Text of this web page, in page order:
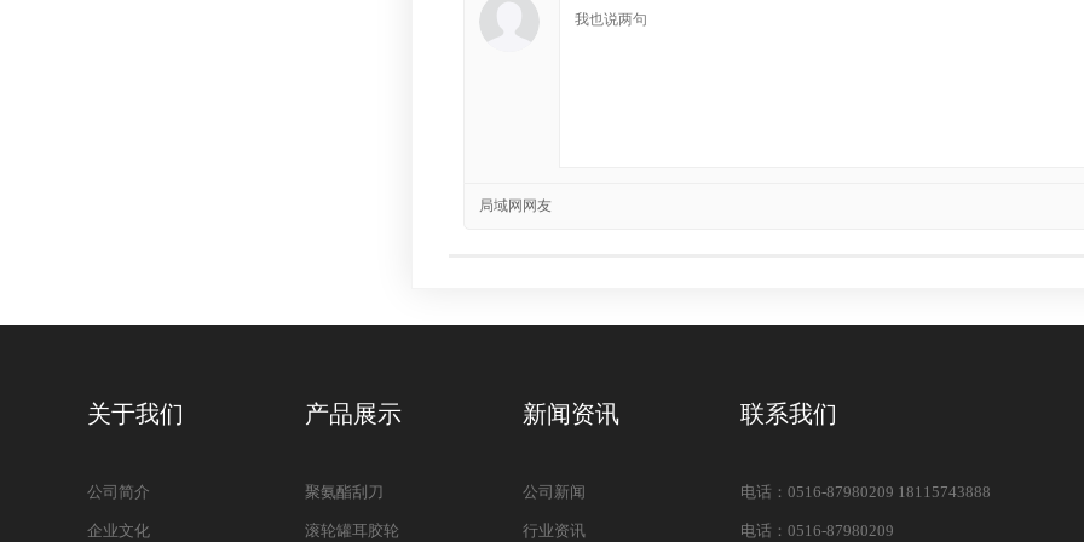
局域网网友
关于我们
公司简介
企业文化
产品展示
聚氨酯刮刀
滚轮罐耳胶轮
新闻资讯
公司新闻
行业资讯
联系我们
电话：0516-87980209 18115743888
电话：0516-87980209